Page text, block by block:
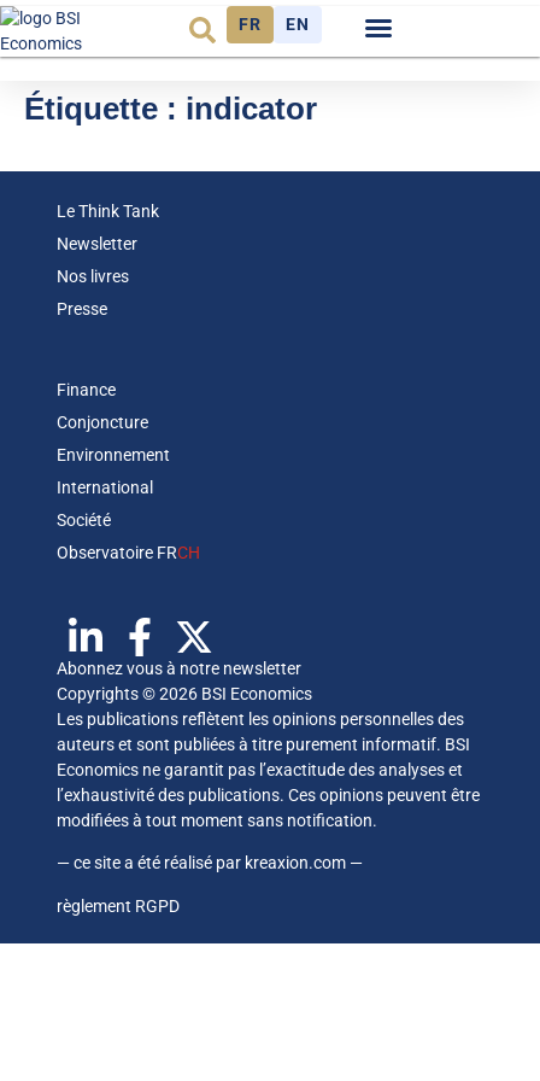
FR EN
Étiquette : indicator
Le Think Tank
Newsletter
Nos livres
Presse
Finance
Conjoncture
Environnement
International
Société
Observatoire FRCH
Abonnez vous à notre newsletter
Copyrights © 2026 BSI Economics
Les publications reflètent les opinions personnelles des
auteurs et sont publiées à titre purement informatif. BSI
Economics ne garantit pas l’exactitude des analyses et
l’exhaustivité des publications. Ces opinions peuvent être
modifiées à tout moment sans notification.
— ce site a été réalisé par kreaxion.com —
règlement RGPD